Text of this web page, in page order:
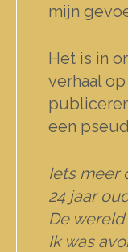
mijn
Het is in
verhaal
een
Iets meer
24 jaar
De
Ik was